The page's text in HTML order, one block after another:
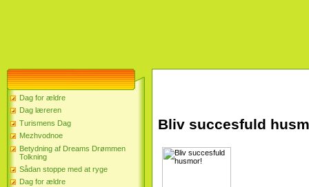
Dag for ældre
Dag læreren
Turismens Dag
Mezhvodnoe
Betydning af Dreams Drømmen
Tolkning
Sådan stoppe med at ryge
Dag for ældre
Bliv succesfuld